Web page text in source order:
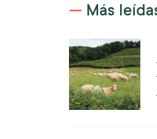
Más